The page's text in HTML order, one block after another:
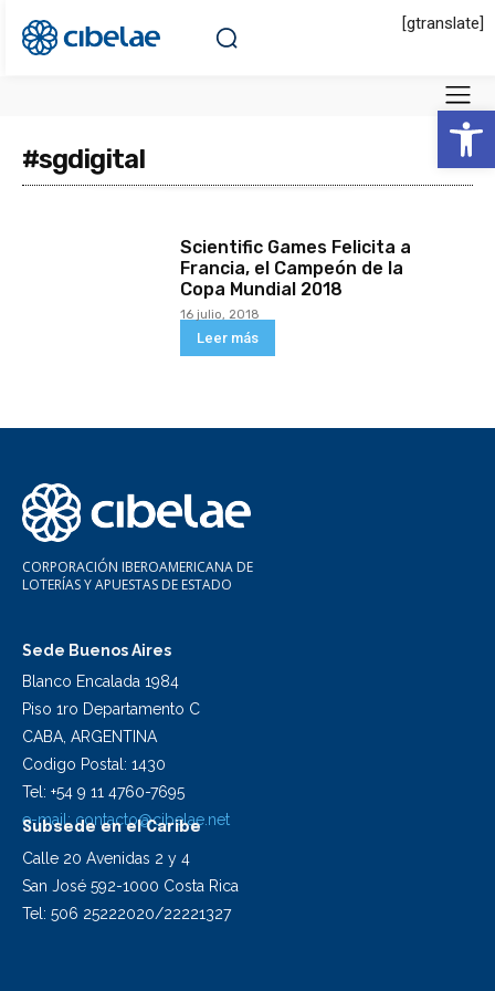
Abrir
[gtranslate]
#sgdigital
Scientific Games Felicita a
Francia, el Campeón de la
Copa Mundial 2018
16 julio, 2018
Leer más
CORPORACIÓN IBEROAMERICANA DE
LOTERÍAS Y APUESTAS DE ESTADO
Sede Buenos Aires
Blanco Encalada 1984
Piso 1ro Departamento C
CABA, ARGENTINA
Codigo Postal: 1430
Tel: +54 9 11 4760-7695
e-mail: contacto@cibelae.net
Subsede en el Caribe
Calle 20 Avenidas 2 y 4
San José 592-1000 Costa Rica
Tel: 506 25222020/22221327